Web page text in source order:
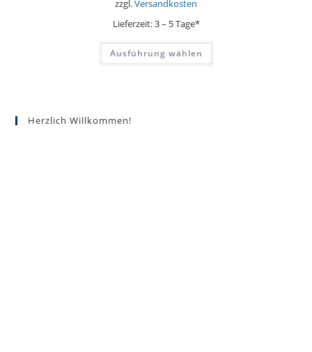
zzgl.Versandkosten
Lieferzeit:3 – 5 Tage*
Ausführung wählen
Dieses
weist
Herzlich Willkommen!